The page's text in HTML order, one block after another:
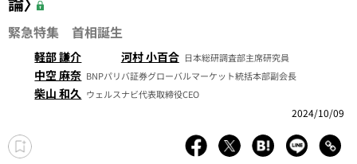
緊急特集 首相誕生
軽部 謙介 河村 小百合 日本総研調査部主席研究員
中空 麻奈 BNPパリバ証券グローバルマーケット統括本部副会長
柴山 和久 ウェルスナビ代表取締役CEO
2024/10/09